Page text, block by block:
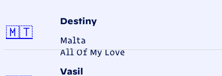
Destiny
Malta
All Of My Love
🇲🇹Malta
Vasil